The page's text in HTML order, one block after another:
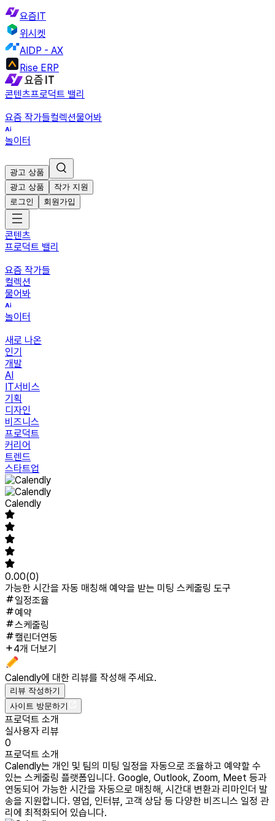
요즘IT
위시켓
AIDP - AX
Rise ERP
콘텐츠프로덕트 밸리
요즘 작가들컬렉션물어봐
놀이터
광고 상품
광고 상품
작가 지원
로그인
회원가입
콘텐츠
프로덕트 밸리
요즘 작가들
컬렉션
물어봐
놀이터
새로 나온
인기
개발
AI
IT서비스
기획
디자인
비즈니스
프로덕트
커리어
트렌드
스타트업
Calendly
0.00(0)
가능한 시간을 자동 매칭해 예약을 받는 미팅 스케줄링 도구
일정조율
예약
스케줄링
캘린더연동
4개 더보기
Calendly에 대한 리뷰를 작성해 주세요.
리뷰 작성하기
사이트 방문하기
프로덕트 소개
실사용자 리뷰
0
프로덕트 소개
Calendly는 개인 및 팀의 미팅 일정을 자동으로 조율하고 예약할 수
있는 스케줄링 플랫폼입니다. Google, Outlook, Zoom, Meet 등과
연동되어 가능한 시간을 자동으로 매칭해, 시간대 변환과 리마인더 발
송을 지원합니다. 영업, 인터뷰, 고객 상담 등 다양한 비즈니스 일정 관
리에 최적화되어 있습니다.